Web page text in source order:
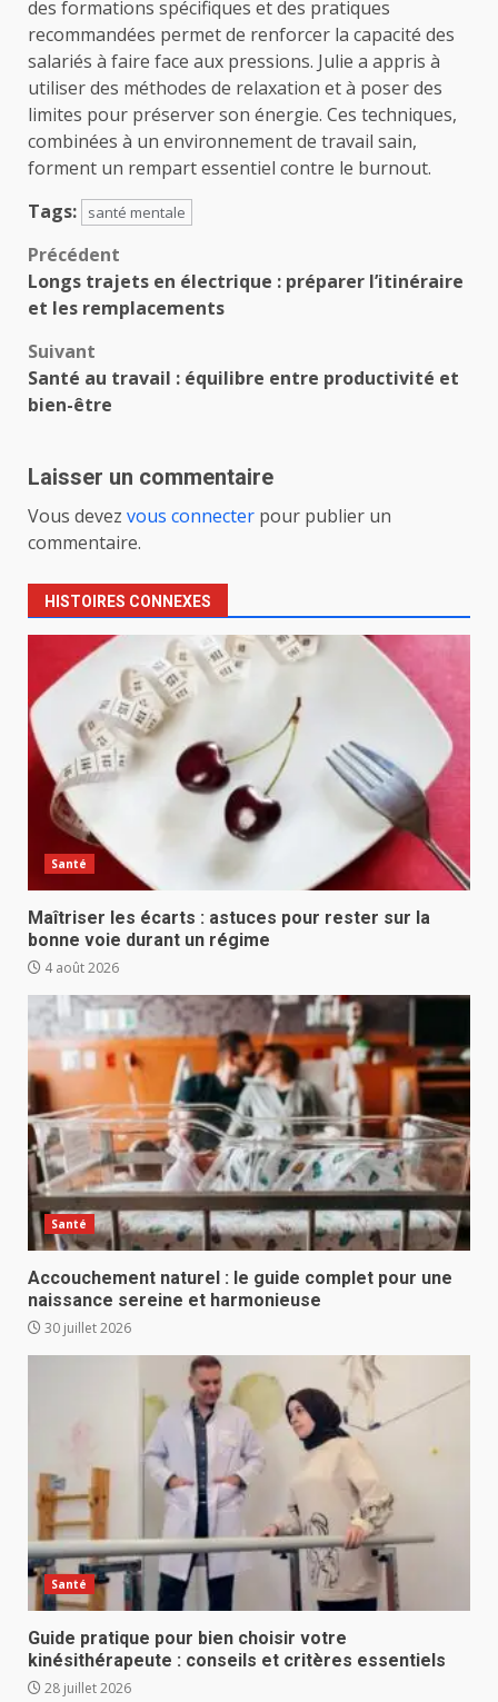
des formations spécifiques et des pratiques
recommandées permet de renforcer la capacité des
salariés à faire face aux pressions. Julie a appris à
utiliser des méthodes de relaxation et à poser des
limites pour préserver son énergie. Ces techniques,
combinées à un environnement de travail sain,
forment un rempart essentiel contre le burnout.
Tags:
santé mentale
Navigation
d’article
Précédent
Longs trajets en électrique : préparer l’itinéraire
et les remplacements
Suivant
Santé au travail : équilibre entre productivité et
bien-être
Laisser un commentaire
Vous devez vous connecter pour publier un
commentaire.
HISTOIRES CONNEXES
Santé
Maîtriser les écarts : astuces pour rester sur la
bonne voie durant un régime
4 août 2026
Santé
Accouchement naturel : le guide complet pour une
naissance sereine et harmonieuse
30 juillet 2026
Santé
Guide pratique pour bien choisir votre
kinésithérapeute : conseils et critères essentiels
28 juillet 2026